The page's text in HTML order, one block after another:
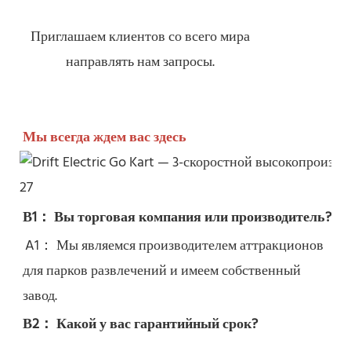
Приглашаем клиентов со всего мира
направлять нам запросы.
Мы всегда ждем вас здесь
В1： Вы торговая компания или производитель?
A1： Мы являемся производителем аттракционов
для парков развлечений и имеем собственный
завод.
В2： Какой у вас гарантийный срок?